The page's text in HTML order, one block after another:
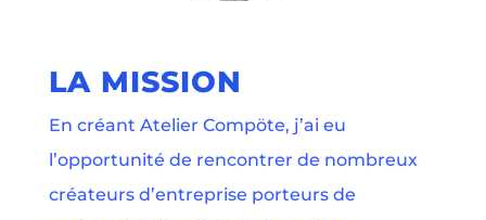
LA MISSION
En créant Atelier Compöte, j’ai eu
l’opportunité de rencontrer de nombreux
créateurs d’entreprise porteurs de